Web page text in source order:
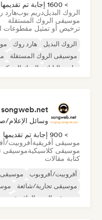
> 1600 إجابة تم تقديمها
الروك البديلدريم بوبهارد
موسيقى الروك المستقلة
ترخيص أو تمثيل مقطوعات
الروك البديل هارد روك
موسيقى الروك المستقلة
ما بعد البانك
الروك
songweb.net
وسائل
> 900 إجابة تم تقديمها
موسيقى أفريقيةأفروبيت/
موسيقى كلاسيكيةموسيقى
كتابة مقالات
أفروبيت/أفروبوب موسيقى
موسيقى تجارية/شائعة
موسيقى البوب الراقصة